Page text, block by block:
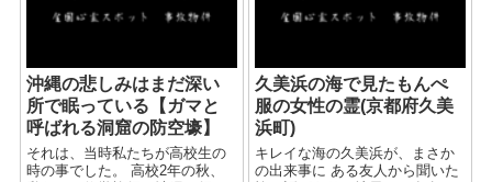
沖縄の悲しみはまだ深い
所で眠っている【ガマと
呼ばれる洞窟の防空壕】
それは、当時私たちが高校生の
時の事でした。 高校2年の秋、
久美浜の海で見たもんぺ
服の女性の霊(京都府久美
浜町)
キレイな海の久美浜が、まさか
の出来事に ある友人から聞いた